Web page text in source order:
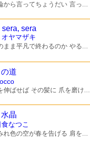
から言ってちょうだい 言っ...
sera, sera
オヤマザキ
まま平凡で終わるのか やる...
道
伸ばせば その髪に 爪を磨け...
晶
食なつこ
れ色の空が春を告げる 肩を...